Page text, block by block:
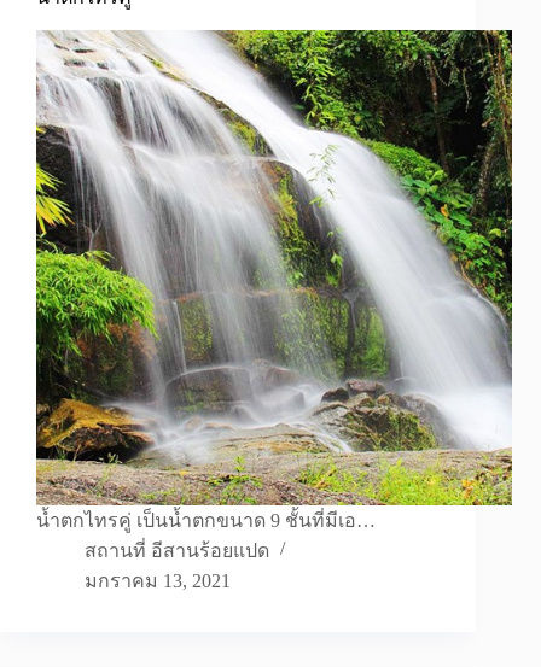
น้ำตกไทรคู่ เป็นน้ำตกขนาด 9 ชั้นที่มีเอ…
สถานที่ อีสานร้อยแปด
มกราคม 13, 2021